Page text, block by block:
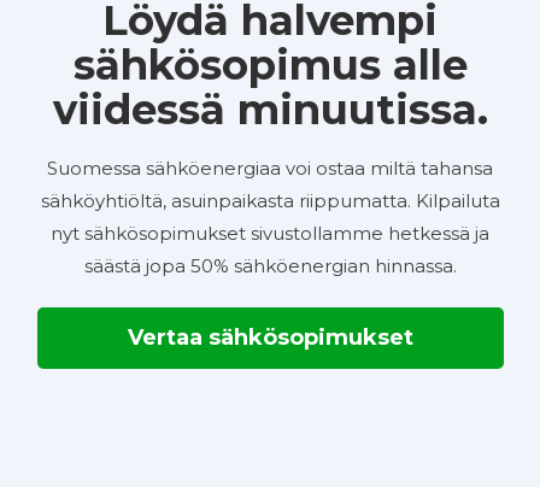
Löydä halvempi
sähkösopimus alle
viidessä minuutissa.
Suomessa sähköenergiaa voi ostaa miltä tahansa
sähköyhtiöltä, asuinpaikasta riippumatta. Kilpailuta
nyt sähkösopimukset sivustollamme hetkessä ja
säästä jopa 50% sähköenergian hinnassa.
Vertaa sähkösopimukset